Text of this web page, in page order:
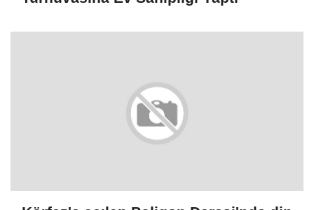
Vekili, CHP'nin adayı Seda
Dilber oldu
AK Parti'li Çelik: Vesayetin
sona ermesi için 10 Ağustos